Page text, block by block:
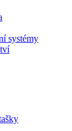
systémy